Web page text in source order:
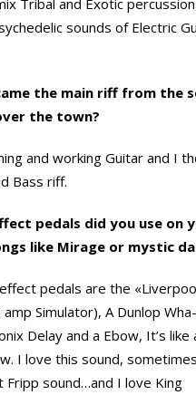
Tribal and Exotic
sounds of Electric
the main riff from the
the town?
and working Guitar and I
Bass riff.
pedals did you use on
like Mirage or mystic
pedals are the
Simulator), A Dunlop
Delay and a Ebow, It’s like
I love this sound,
sound…and I love King